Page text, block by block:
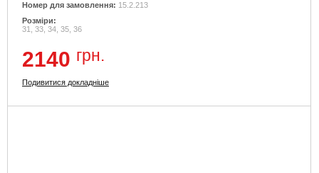
Номер для замовлення: 15.2.213
Розміри:
31, 33, 34, 35, 36
2140 грн.
Подивитися докладніше